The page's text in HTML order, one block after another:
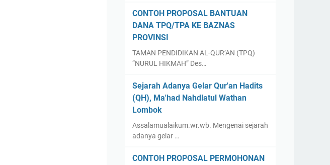
CONTOH PROPOSAL BANTUAN
DANA TPQ/TPA KE BAZNAS
PROVINSI
TAMAN PENDIDIKAN AL-QUR’AN (TPQ)
“NURUL HIKMAH” Des…
Sejarah Adanya Gelar Qur'an Hadits
(QH), Ma'had Nahdlatul Wathan
Lombok
Assalamualaikum.wr.wb. Mengenai sejarah
adanya gelar …
CONTOH PROPOSAL PERMOHONAN